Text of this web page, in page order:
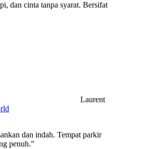
dan cinta tanpa syarat. Bersifat
Laurent
dan indah. Tempat parkir
penuh.”